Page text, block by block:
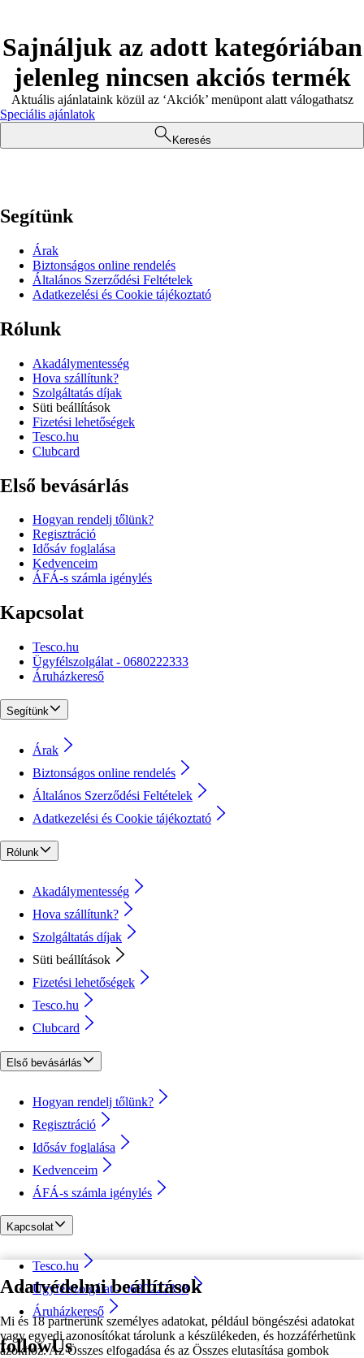
Adatvédelmi beállítások
Mi és 18 partnerünk személyes adatokat, például böngészési adatokat
vagy egyedi azonosítókat tárolunk a készülékeden, és hozzáférhetünk
azokhoz. Az Összes elfogadása és az Összes elutasítása gombok
Sajnáljuk az adott kategóriában
jelenleg nincsen akciós termék
Aktuális ajánlataink közül az ‘Akciók’ menüpont alatt válogathatsz
Speciális ajánlatok
Keresés
Segítünk
Árak
Biztonságos online rendelés
Általános Szerződési Feltételek
Adatkezelési és Cookie tájékoztató
Rólunk
Akadálymentesség
Hova szállítunk?
Szolgáltatás díjak
Süti beállítások
Fizetési lehetőségek
Tesco.hu
Clubcard
Első bevásárlás
Hogyan rendelj tőlünk?
Regisztráció
Idősáv foglalása
Kedvenceim
ÁFÁ-s számla igénylés
Kapcsolat
Tesco.hu
Ügyfélszolgálat - 0680222333
Áruházkereső
Segítünk
Árak
Biztonságos online rendelés
Általános Szerződési Feltételek
Adatkezelési és Cookie tájékoztató
Rólunk
Akadálymentesség
Hova szállítunk?
Szolgáltatás díjak
Süti beállítások
Fizetési lehetőségek
Tesco.hu
Clubcard
Első bevásárlás
Hogyan rendelj tőlünk?
Regisztráció
Idősáv foglalása
Kedvenceim
ÁFÁ-s számla igénylés
Kapcsolat
Tesco.hu
Ügyfélszolgálat - 0680222333
Áruházkereső
followUs